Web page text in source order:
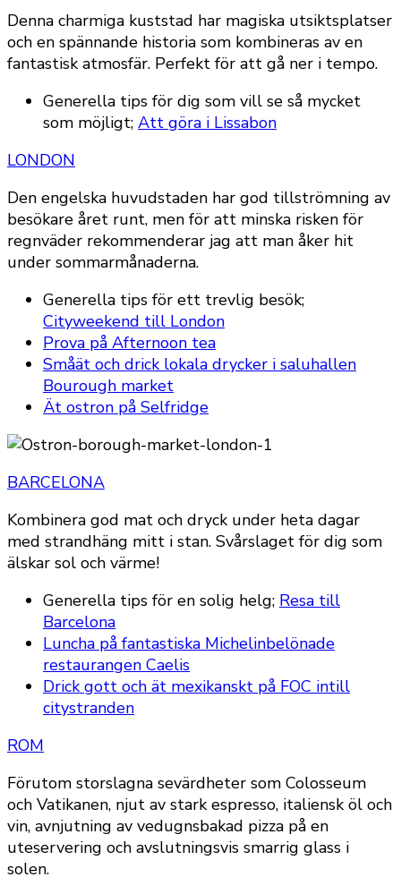
Denna charmiga kuststad har magiska utsiktsplatser
och en spännande historia som kombineras av en
fantastisk atmosfär. Perfekt för att gå ner i tempo.
Generella tips för dig som vill se så mycket
som möjligt; Att göra i Lissabon
LONDON
Den engelska huvudstaden har god tillströmning av
besökare året runt, men för att minska risken för
regnväder rekommenderar jag att man åker hit
under sommarmånaderna.
Generella tips för ett trevlig besök;
Cityweekend till London
Prova på Afternoon tea
Småät och drick lokala drycker i saluhallen
Bourough market
Ät ostron på Selfridge
BARCELONA
Kombinera god mat och dryck under heta dagar
med strandhäng mitt i stan. Svårslaget för dig som
älskar sol och värme!
Generella tips för en solig helg; Resa till
Barcelona
Luncha på fantastiska Michelinbelönade
restaurangen Caelis
Drick gott och ät mexikanskt på FOC intill
citystranden
ROM
Förutom storslagna sevärdheter som Colosseum
och Vatikanen, njut av stark espresso, italiensk öl och
vin, avnjutning av vedugnsbakad pizza på en
uteservering och avslutningsvis smarrig glass i
solen.